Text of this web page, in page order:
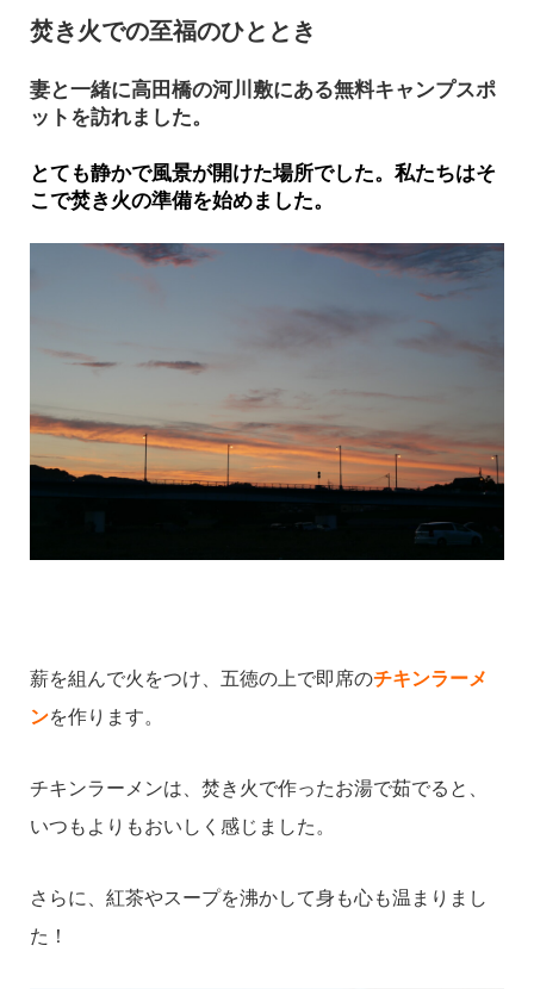
焚き火での至福のひととき
妻と一緒に高田橋の河川敷にある無料キャンプスポ
ットを訪れました。
とても静かで風景が開けた場所でした。私たちはそ
こで焚き火の準備を始めました。
薪を組んで火をつけ、五徳の上で即席のチキンラーメ
ンを作ります。
チキンラーメンは、焚き火で作ったお湯で茹でると、
いつもよりもおいしく感じました。
さらに、紅茶やスープを沸かして身も心も温まりまし
た！